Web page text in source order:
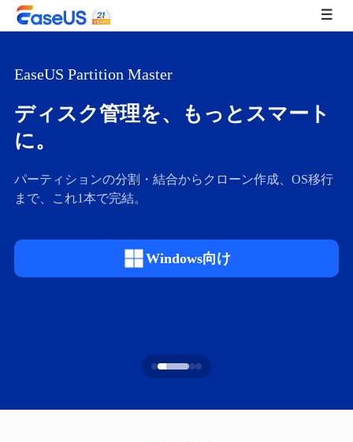
EaseUS
EaseUS Partition Master
ディスク管理を、
もっとスマート
に。
パーティションの分割・結合からクローン作成、OS移行
まで、これ1本で完結。
Windows向け